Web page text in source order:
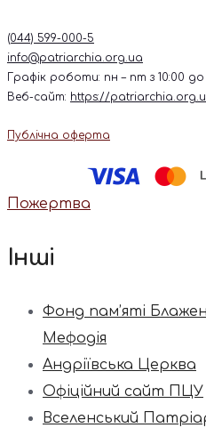
(044) 599-000-5
info@patriarchia.org.ua
Графік роботи: пн – пт з 10:00 до
Веб-сайт: https://
Публічна оферта
Пожертва
Інші
Фонд пам’яті
Мефодія
Андріївська Церква
Офіційний сайт ПЦУ
Вселенський